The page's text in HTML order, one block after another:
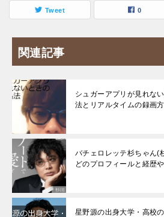
Tweet 0
関連記事
シュガーアプリが見れな
法とリアルタイムの録画
バチェロレッテ杉ちゃん(
どのプロフィールと経歴
星野源の出身大学・高校